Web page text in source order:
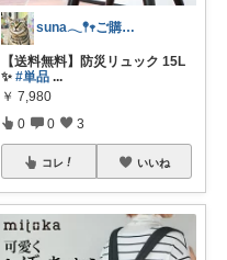
suna𓂃𖤥𖥧ご購入感謝´`*
【送料無料】防災リュック 15L
✨ #単品 ...
￥ 7,980
0 0 3
コレ いいね